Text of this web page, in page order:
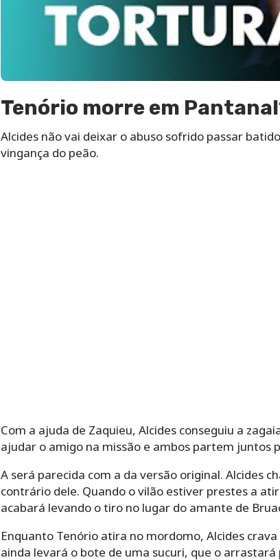
Tenório morre em
Alcides não vai deixar o abuso sofrido passar
vingança do peão.
Com a ajuda de Zaquieu, Alcides conseguiu a
ajudar o amigo na missão e ambos partem juntos
A será parecida com a da versão original. Alcides
contrário dele. Quando o vilão estiver prestes a
acabará levando o tiro no lugar do amante de
Enquanto Tenório atira no mordomo, Alcides
ainda levará o bote de uma sucuri, que o